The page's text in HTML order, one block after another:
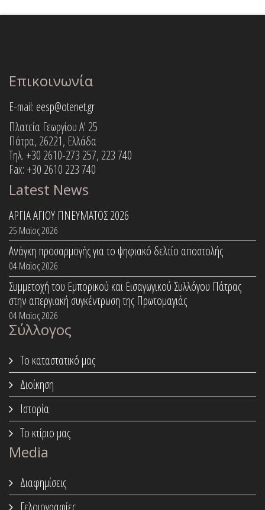
Επικοινωνία
E-mail: eesp@otenet.gr
Πλατεία Γεωργίου Α' 25
Πάτρα, 26221, Ελλάδα
Τηλ. +30 2610-273 257, 223 740
Fax: +30 2610 223 740
Latest News
ΑΡΓΙΑ ΑΓΙΟΥ ΠΝΕΥΜΑΤΟΣ 2026
25 Μαϊος 2026
Ανάγκη προσαρμογής για το ψηφιακό δελτίο αποστολής
04 Μαϊος 2026
Συμμετοχή του Εμπορικού και Εισαγωγικού Συλλόγου Πάτρας
στην απεργιακή συγκέντρωση της Πρωτομαγιάς
04 Μαϊος 2026
Σύλλογος
Το καταστατικό μας
Διοίκηση
Ιστορία
Το κτίριο μας
Media
Διαφημίσεις
Γελοιογραφίες